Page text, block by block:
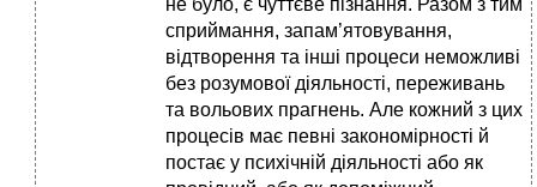
не було, є чуттєве пізнання. Разом з тим
сприймання, запам’ятовування,
відтворення та інші процеси неможливі
без розумової діяльності, переживань
та вольових прагнень. Але кожний з цих
процесів має певні закономірності й
постає у психічній діяльності або як